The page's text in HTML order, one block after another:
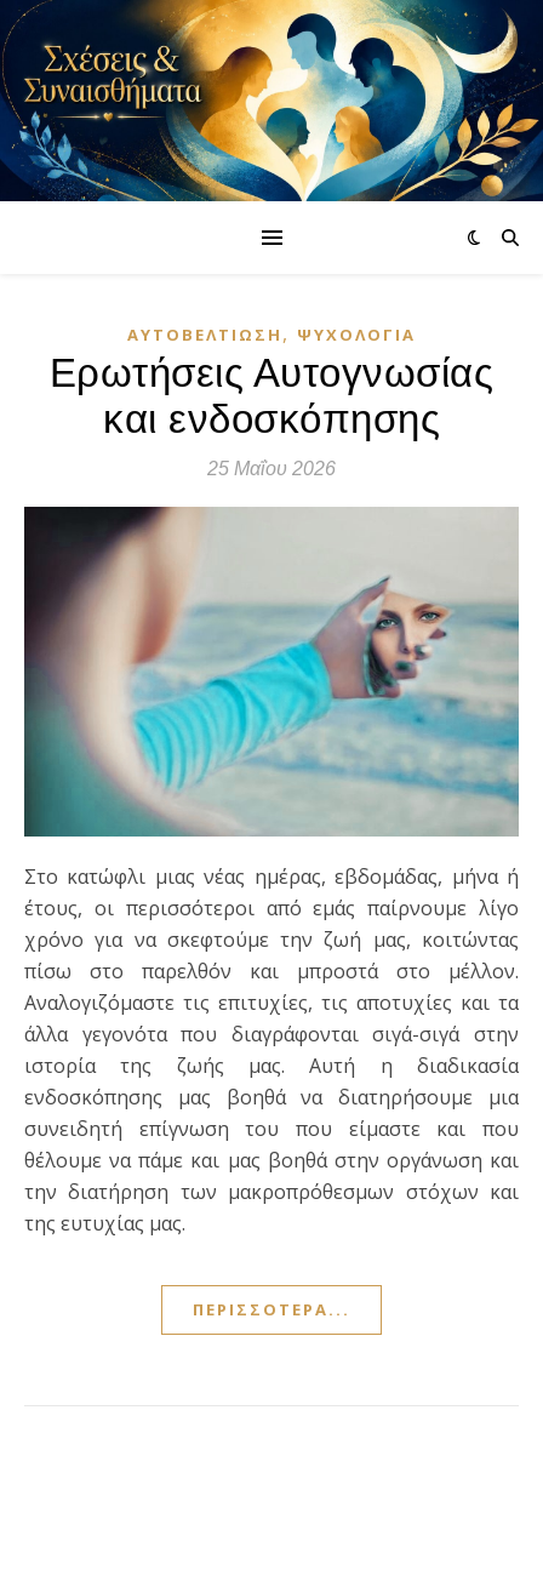
ΑΥΤΟΒΕΛΤΊΩΣΗ , ΨΥΧΟΛΟΓΊΑ
Ερωτήσεις Αυτογνωσίας
και ενδοσκόπησης
25 Μαΐου 2026
Στο κατώφλι μιας νέας ημέρας, εβδομάδας, μήνα ή
έτους, οι περισσότεροι από εμάς παίρνουμε λίγο
χρόνο για να σκεφτούμε την ζωή μας, κοιτώντας
πίσω στο παρελθόν και μπροστά στο μέλλον.
Αναλογιζόμαστε τις επιτυχίες, τις αποτυχίες και τα
άλλα γεγονότα που διαγράφονται σιγά-σιγά στην
ιστορία της ζωής μας. Αυτή η διαδικασία
ενδοσκόπησης μας βοηθά να διατηρήσουμε μια
συνειδητή επίγνωση του που είμαστε και που
θέλουμε να πάμε και μας βοηθά στην οργάνωση και
την διατήρηση των μακροπρόθεσμων στόχων και
της ευτυχίας μας.
ΠΕΡΙΣΣΌΤΕΡΑ...